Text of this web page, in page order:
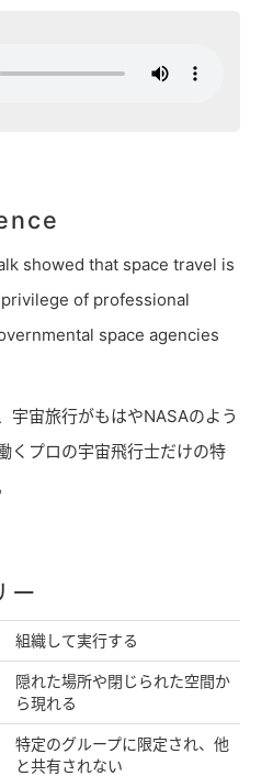
showed that space travel is
of professional
space agencies
宇宙旅行がもはやNASAのよう
くプロの宇宙飛行士だけの特
ー
組織して実行する
隠れた場所や閉じられた空間か
ら現れる
特定のグループに限定され、他
と共有されない